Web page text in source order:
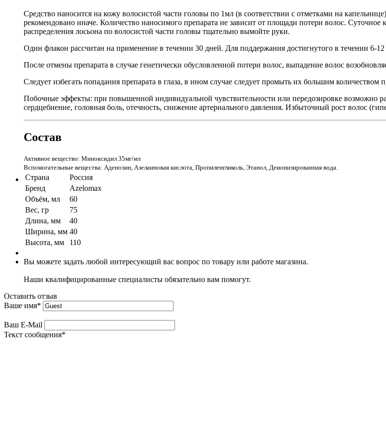
Средство наносится на кожу волосистой части головы по 1мл (в соответствии с отметками на
рекомендовано иначе. Количество наносимого препарата не зависит от площади потери волос.
распределения лосьона по волосистой части головы тщательно вымойте руки.
Один флакон рассчитан на применение в течении 30 дней. Для поддержания достигнутого в течении 6-12
После отмены препарата в случае генетически обусловленной потери волос, выпадение волос
Следует избегать попадания препарата в глаза, в ином случае следует промыть их большим количеством
Побочные эффекты: при повышенной индивидуальной чувствительности или передозировке возможно
сердцебиение, головная боль, отечность, снижение артериального давления. Избыточный рост волос
Состав
Активное вещество: Миноксидил 35мг/мл
Вспомогательные вещества: Аденозин, Азелаиновая кислота, Пропиленгликоль, Этанол, Деионизированная вода.
Страна
Россия
Бренд
Azelomax
Объём, мл
60
Вес, гр
75
Длина, мм
40
Ширина, мм 40
Высота, мм
110
Вы можете задать любой интересующий вас вопрос по товару или работе магазина.
Наши квалифицированные специалисты обязательно вам помогут.
Оставить отзыв
Ваше имя*
Ваш E-Mail
Текст сообщения*